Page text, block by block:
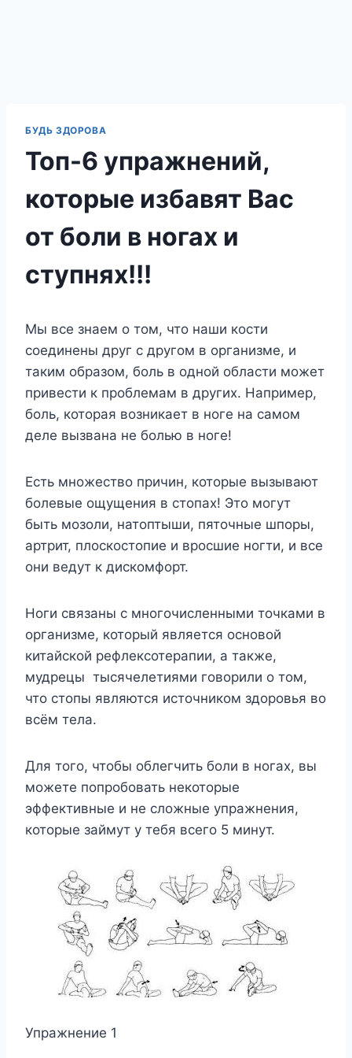
БУДЬ ЗДОРОВА
Топ-6 упражнений,
которые избавят Вас
от боли в ногах и
ступнях!!!
Мы все знаем о том, что наши кости
соединены друг с другом в организме, и
таким образом, боль в одной области может
привести к проблемам в других. Например,
боль, которая возникает в ноге на самом
деле вызвана не болью в ноге!
Есть множество причин, которые вызывают
болевые ощущения в стопах! Это могут
быть мозоли, натоптыши, пяточные шпоры,
артрит, плоскостопие и вросшие ногти, и все
они ведут к дискомфорт.
Ноги связаны с многочисленными точками в
организме, который является основой
китайской рефлексотерапии, а также,
мудрецы тысячелетиями говорили о том,
что стопы являются источником здоровья во
всём тела.
Для того, чтобы облегчить боли в ногах, вы
можете попробовать некоторые
эффективные и не сложные упражнения,
которые займут у тебя всего 5 минут.
Упражнение 1